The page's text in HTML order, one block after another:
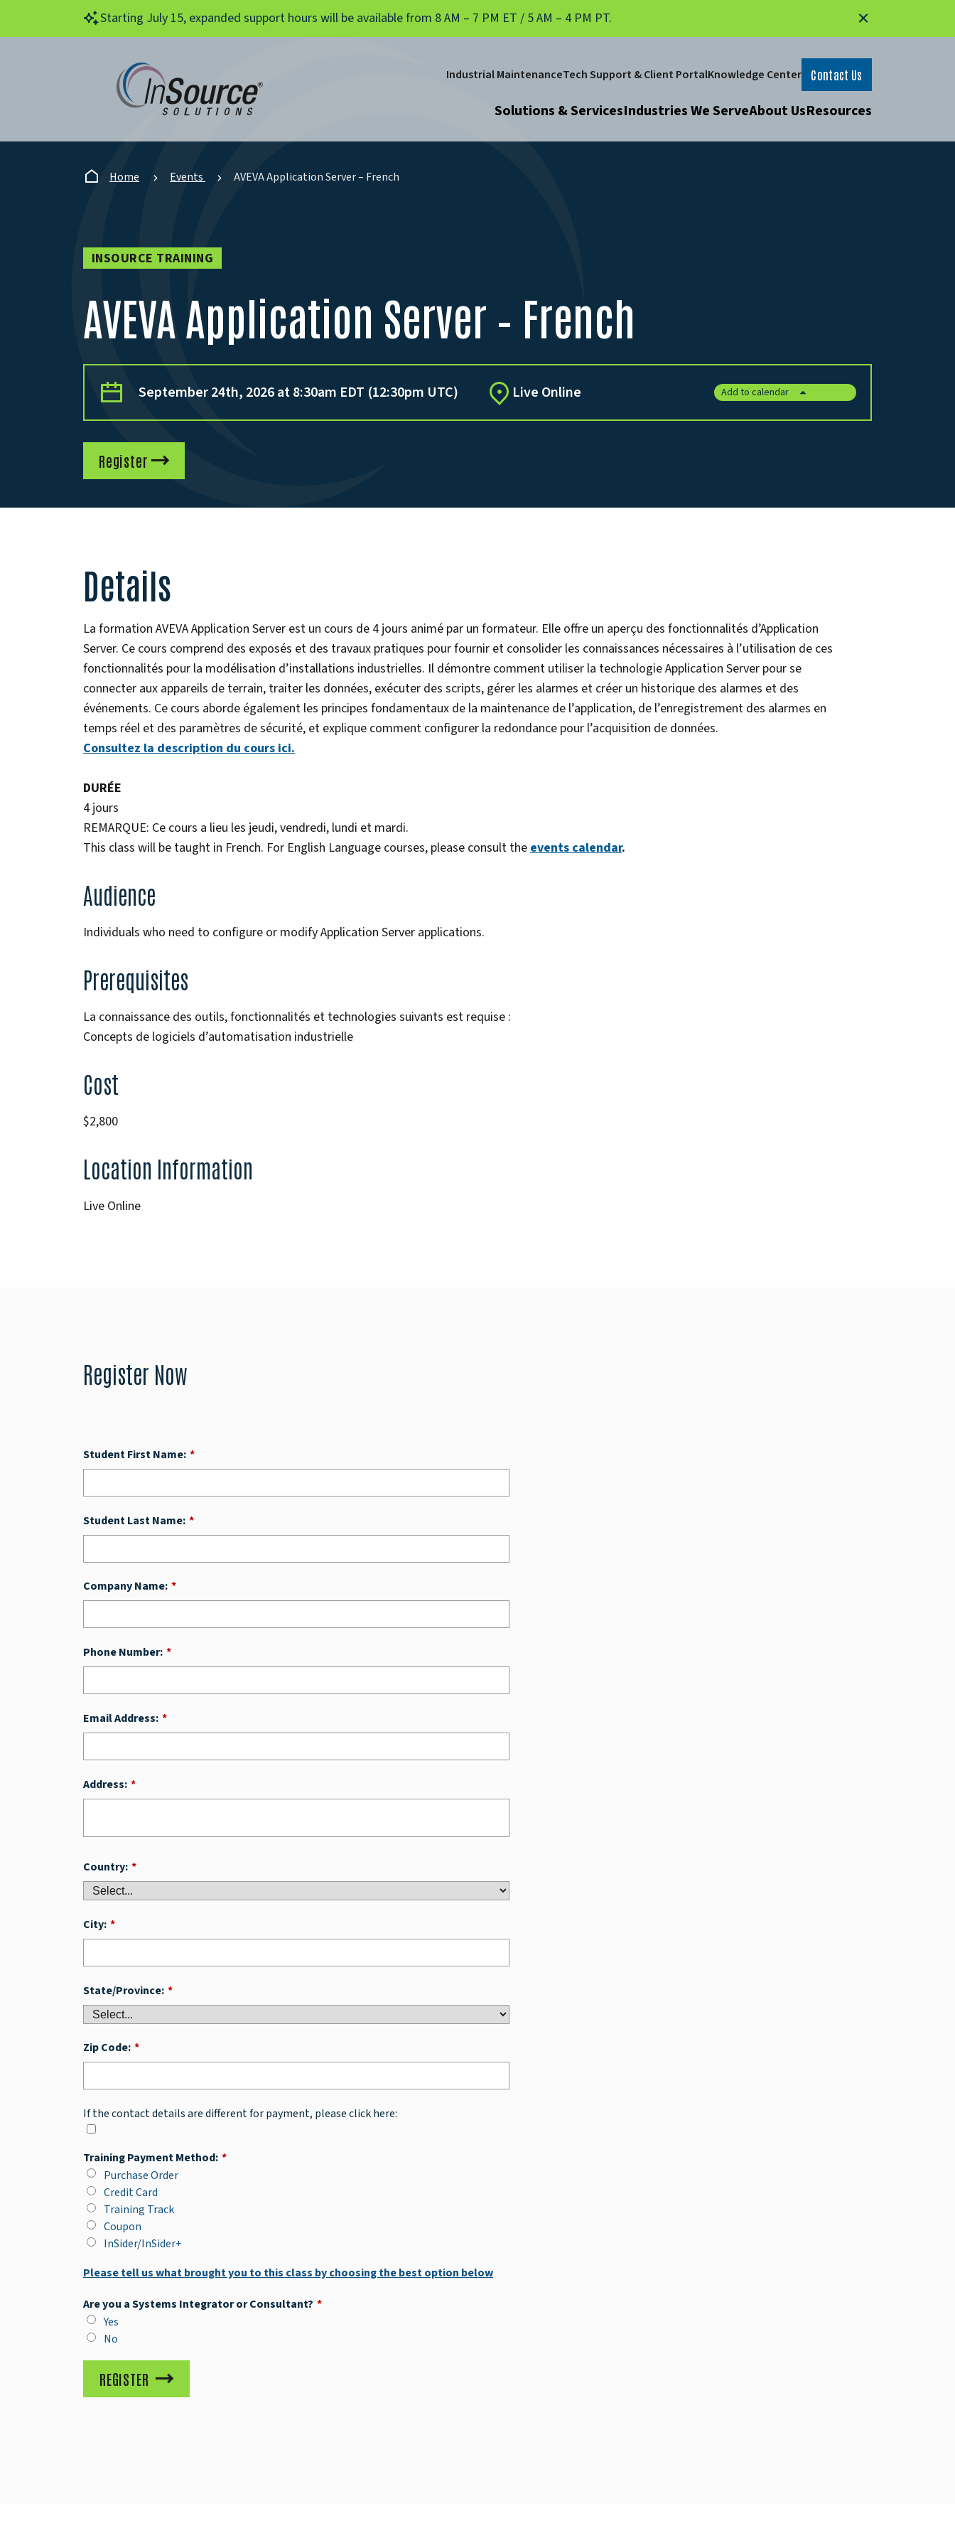
Skip to main content
Starting July 15, expanded support hours will be available from 8 AM – 7 PM ET / 5 AM – 4 PM PT.
Industrial MaintenanceTech Support & Client PortalKnowledge Center Contact Us
Solutions & ServicesIndustries We ServeAbout UsResources
Home Events AVEVA Application Server – French
INSOURCE TRAINING
AVEVA Application Server – French
September 24th, 2026 at 8:30am EDT (12:30pm UTC) Live Online Add to calendar
Register
Details
La formation AVEVA Application Server est un cours de 4 jours animé par un formateur. Elle offre un aperçu des fonctionnalités d’Application
Server. Ce cours comprend des exposés et des travaux pratiques pour fournir et consolider les connaissances nécessaires à l’utilisation de ces
fonctionnalités pour la modélisation d’installations industrielles. Il démontre comment utiliser la technologie Application Server pour se
connecter aux appareils de terrain, traiter les données, exécuter des scripts, gérer les alarmes et créer un historique des alarmes et des
événements. Ce cours aborde également les principes fondamentaux de la maintenance de l’application, de l’enregistrement des alarmes en
temps réel et des paramètres de sécurité, et explique comment configurer la redondance pour l’acquisition de données.
Consultez la description du cours ici.
DURÉE
4 jours
REMARQUE: Ce cours a lieu les jeudi, vendredi, lundi et mardi.
This class will be taught in French. For English Language courses, please consult theevents calendar.
Audience
Individuals who need to configure or modify Application Server applications.
Prerequisites
La connaissance des outils, fonctionnalités et technologies suivants est requise :
Concepts de logiciels d’automatisation industrielle
Cost
$2,800
Location Information
Live Online
Register Now
*
Student First Name:
*
Student Last Name:
*
Company Name:
*
Phone Number:
*
Email Address:
*
Address:
*
Country:
*
City:
*
State/Province:
*
Zip Code:
If the contact details are different for payment, please click here:
*
Training Payment Method:
Purchase Order
Credit Card
Training Track
Coupon
InSider/InSider+
Please tell us what brought you to this class by choosing the best option below
*
Are you a Systems Integrator or Consultant?
Yes
No
REGISTER